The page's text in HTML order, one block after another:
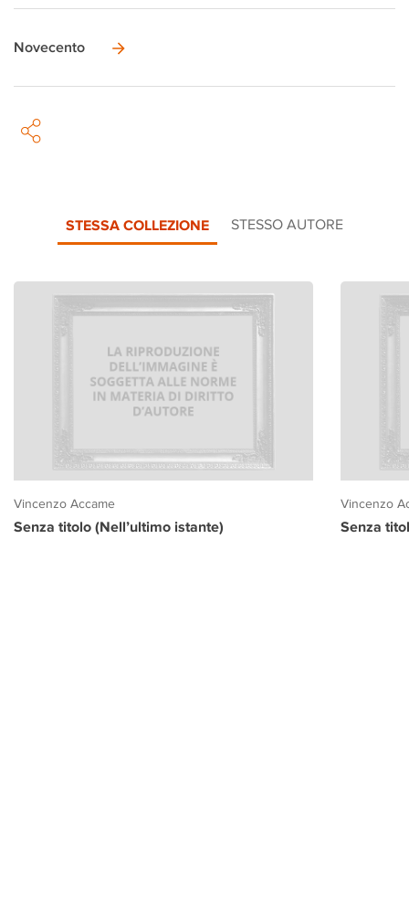
Novecento
STESSA COLLEZIONE STESSO AUTORE
Vincenzo Accame
Senza titolo (Nell’ultimo istante)
Vincenzo
Senza